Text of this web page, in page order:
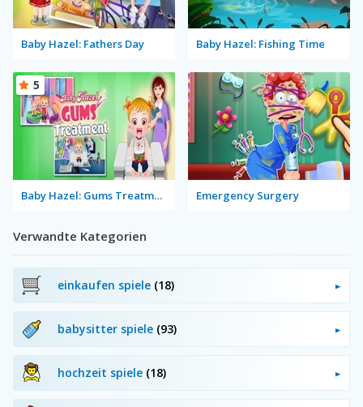
Baby Hazel: Fathers Day Baby Hazel: Fishing Time
Baby Hazel: Gums Treatment
5
Emergency Surgery
Verwandte Kategorien
einkaufen spiele (18)
babysitter spiele (93)
hochzeit spiele (18)